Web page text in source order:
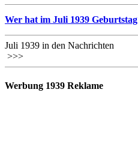
Wer hat im Juli 1939 Geburtstag
Juli 1939 in den Nachrichten
>>>
Werbung 1939 Reklame